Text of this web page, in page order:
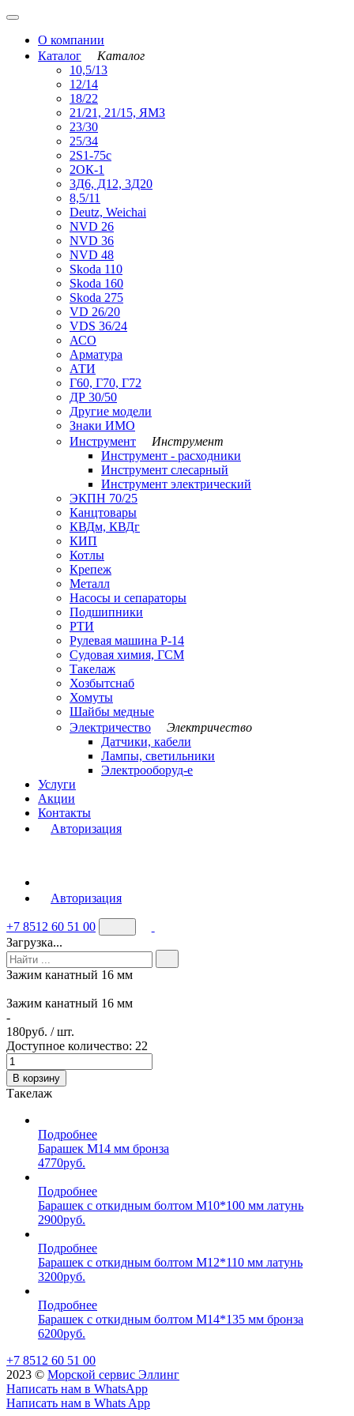
О компании
Каталог
Каталог
10,5/13
12/14
18/22
21/21, 21/15, ЯМЗ
23/30
25/34
2S1-75с
2ОК-1
3Д6, Д12, 3Д20
8,5/11
Deutz, Weichai
NVD 26
NVD 36
NVD 48
Skoda 110
Skoda 160
Skoda 275
VD 26/20
VDS 36/24
АСО
Арматура
АТИ
Г60, Г70, Г72
ДР 30/50
Другие модели
Знаки ИМО
Инструмент
Инструмент
Инструмент - расходники
Инструмент слесарный
Инструмент электрический
ЭКПН 70/25
Канцтовары
КВДм, КВДг
КИП
Котлы
Крепеж
Металл
Насосы и сепараторы
Подшипники
РТИ
Рулевая машина Р-14
Судовая химия, ГСМ
Такелаж
Хозбытснаб
Хомуты
Шайбы медные
Электричество
Электричество
Датчики, кабели
Лампы, светильники
Электрооборуд-е
Услуги
Акции
Контакты
Авторизация
Авторизация
+7 8512 60 51 00
Загрузка...
Зажим канатный 16 мм
Зажим канатный 16 мм
-
180руб. / шт.
Доступное количество: 22
В корзину
Такелаж
Подробнее
Барашек М14 мм бронза
4770руб.
Подробнее
Барашек с откидным болтом М10*100 мм латунь
2900руб.
Подробнее
Барашек с откидным болтом М12*110 мм латунь
3200руб.
Подробнее
Барашек с откидным болтом М14*135 мм бронза
6200руб.
+7 8512 60 51 00
2023 ©️ Морской сервис Эллинг
Написать нам в WhatsApp
Написать нам в Whats App